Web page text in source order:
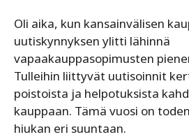
Oli aika, kun kansainvälisen
uutiskynnyksen ylitti lähinnä
vapaakauppasopimusten
Tulleihin liittyvät uutisoinnit
poistoista ja helpotuksista
kauppaan. Tämä vuosi on
hiukan eri suuntaan.